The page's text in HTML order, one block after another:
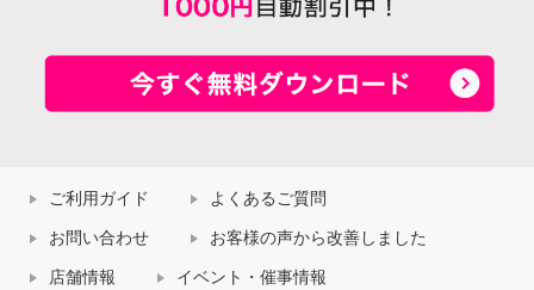
ご利用ガイド よくあるご質問
お問い合わせ お客様の声から改善しました
店舗情報 イベント・催事情報